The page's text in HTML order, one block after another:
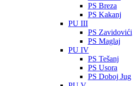
PS Breza
PS Kakanj
PU III
PS Zavidovići
PS Maglaj
PU IV
PS Tešanj
PS Usora
PS Doboj Jug